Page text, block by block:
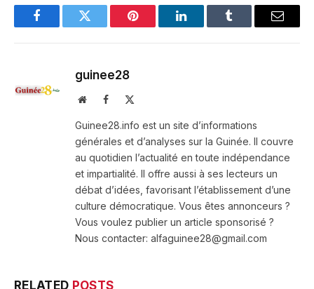
FacebookTwitter Pinterest LinkedInTumblr Email
guinee28
WebsiteFacebook
Guinee28.info est un site d’informations
générales et d’analyses sur la Guinée. Il couvre
au quotidien l’actualité en toute indépendance
et impartialité. Il offre aussi à ses lecteurs un
débat d’idées, favorisant l’établissement d’une
culture démocratique. Vous êtes annonceurs ?
Vous voulez publier un article sponsorisé ?
Nous contacter: alfaguinee28@gmail.com
RELATED POSTS